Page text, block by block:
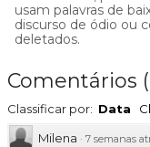
usam palavras de
discurso de ódio ou
deletados.
Comentários (
Classificar por: Data
Milena · 7 semanas